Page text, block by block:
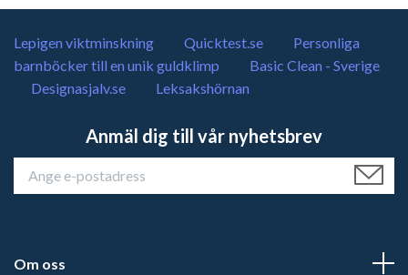
Lepigen viktminskning Quicktest.se
Personliga
barnböcker till en unik guldklimp
Basic Clean - Sverige
Designasjalv.se
Leksakshörnan
Anmäl dig till vår nyhetsbrev
Om oss